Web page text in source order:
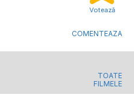
Votează
COMENTEAZA
TOATE
FILMELE